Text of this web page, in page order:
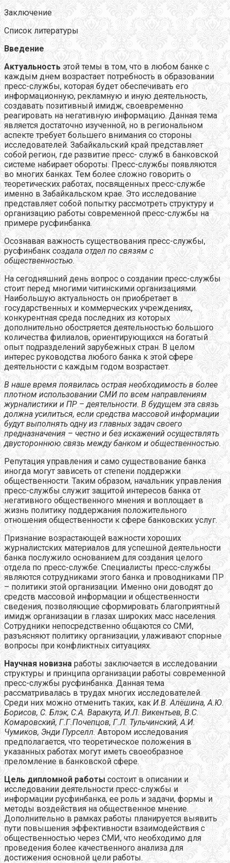
Заключение
Список литературы
Введение
Актуальность этой темы в том, что в любом банке с
каждым днем возрастает потребность в образовании
пресс-службы, которая будет обеспечивать его
информационную, рекламную и иную деятельность,
создавать позитивный имидж, своевременно
реагировать на негативную информацию. Данная тема
является достаточно изученной, но в региональном
аспекте требует большего внимания со стороны
исследователей. Забайкальский край представляет
собой регион, где развитие пресс- служб в банковской
системе набирает обороты. Пресс-службы появляются
во многих банках. Тем более сложно говорить о
теоретических работах, посвященных пресс-службе
именно в Забайкальском крае. Это исследование
представляет собой попытку рассмотреть структуру и
организацию работы современной пресс-службы на
примере русфинбанка.
Осознавая важность существования пресс-службы,
русфинбанк создала отдел по связям с
общественностью.
На сегодняшний день вопрос о создании пресс-службы
стоит перед многими читинскими организациями.
Наибольшую актуальность он приобретает в
государственных и коммерческих учреждениях,
конкурентная среда последних из которых
дополнительно обостряется деятельностью большого
количества филиалов, ориентирующихся на богатый
опыт подразделений зарубежных стран. В целом
интерес руководства любого банка к этой сфере
деятельности с каждым годом возрастает.
В наше время появилась острая необходимость в более
плотном использовании СМИ по всем направлениям
журналистики и ПР – деятельности. В будущем эта связь
должна усилиться, если средства массовой информации
будут выполнять одну из главных задач своего
предназначения – честно и без искажений осуществлять
двустороннюю связь между банком и общественностью.
Репутация управления и само существование банка
иногда могут зависеть от степени поддержки
общественности. Таким образом, начальник управления
пресс-службы служит защитой интересов банка от
негативного общественного мнения и воплощает в
жизнь политику поддержания положительного
отношения общественности к сфере банковских услуг.
Признание возрастающей важности хороших
журналистских материалов для успешной деятельности
банка послужило основанием для создания целого
отдела по пресс-службе. Специалисты пресс-службы
являются сотрудниками этого банка и проводниками ПР
– политики этой организации. Именно они доводят до
средств массовой информации и общественности
сведения, позволяющие сформировать благоприятный
имидж организации в глазах широких масс населения.
Сотрудники непосредственно общаются со СМИ,
разъясняют политику организации, улаживают спорные
вопросы при конфликтных ситуациях.
Научная новизна работы заключается в исследовании
структуры и принципа организации работы современной
пресс-службы русфинбанка. Данная тема
рассматривалась в трудах многих исследователей.
Среди них можно отменить таких, как И.В. Алёшина, А.Ю.
Борисов, С. Блэк, С.А. Варакута, И.Л. Викентьев, В.С.
Комаровский, Г.Г.Почепцов, Г.Л. Тульчинский, А.И.
Чумиков, Энди Пурселл. Автором исследования
предполагается, что теоретическое положения в
указанных работах могут иметь своеобразное
преломление в банковской сфере.
Цель дипломной работы состоит в описании и
исследовании деятельности пресс-службы и
информации русфинбанка, ее роль и задачи, формы и
методы воздействия на общественное мнение.
Дополнительно в рамках работы планируется выявить
пути повышения эффективности взаимодействия с
общественностью через СМИ, что необходимо для
проведения более качественного анализа для
достижения основной цели работы.